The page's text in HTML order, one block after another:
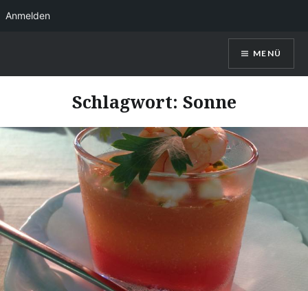
InhaltKerstin Christl
MENÜ
Schlagwort: Sonne
Anmelden